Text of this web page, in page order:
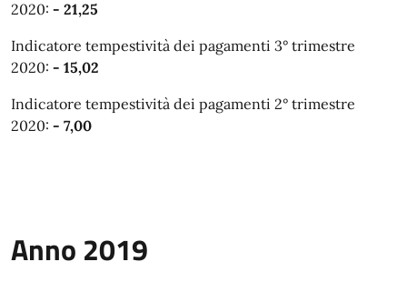
2020: - 21,25
Indicatore tempestività dei pagamenti 3° trimestre
2020: - 15,02
Indicatore tempestività dei pagamenti 2° trimestre
2020: - 7,00
Anno 2019